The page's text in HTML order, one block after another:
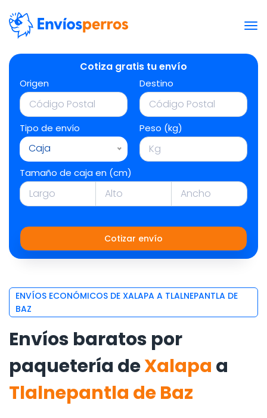
Cotiza gratis tu envío
Origen Destino
Tipo de envío
Caja
Peso (kg)
Tamaño de caja en (cm)
Cotizar envío
ENVÍOS ECONÓMICOS DE XALAPA A TLALNEPANTLA DE
BAZ
Envíos baratos por
paquetería deXalapa a
Tlalnepantla de Baz